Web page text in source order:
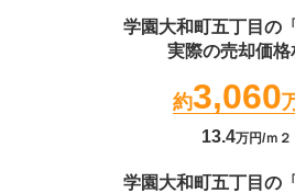
不動産会社向け情報
学園大和町五丁目 の
実際の売却価格
約3,060
13.4万円/ｍ２
学園大和町五丁目 の